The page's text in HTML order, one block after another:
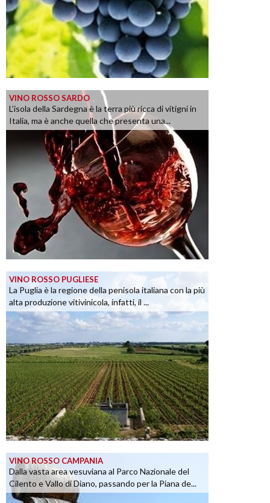
VINO ROSSO SARDO
L’isola della Sardegna è la terra più ricca di vitigni in
Italia, ma è anche quella che presenta una...
VINO ROSSO PUGLIESE
La Puglia è la regione della penisola italiana con la più
alta produzione vitivinicola, infatti, il ...
VINO ROSSO CAMPANIA
Dalla vasta area vesuviana al Parco Nazionale del
Cilento e Vallo di Diano, passando per la Piana de...